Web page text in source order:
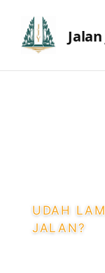
content
UDAH
JALAN?